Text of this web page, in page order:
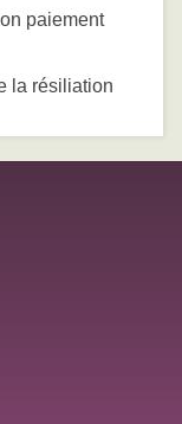
paiement
la résiliation